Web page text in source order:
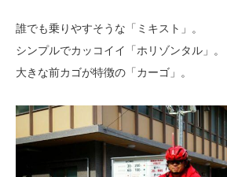
誰でも乗りやすそうな「ミキスト」。
シンプルでカッコイイ「ホリゾンタル」。
大きな前カゴが特徴の「カーゴ」。